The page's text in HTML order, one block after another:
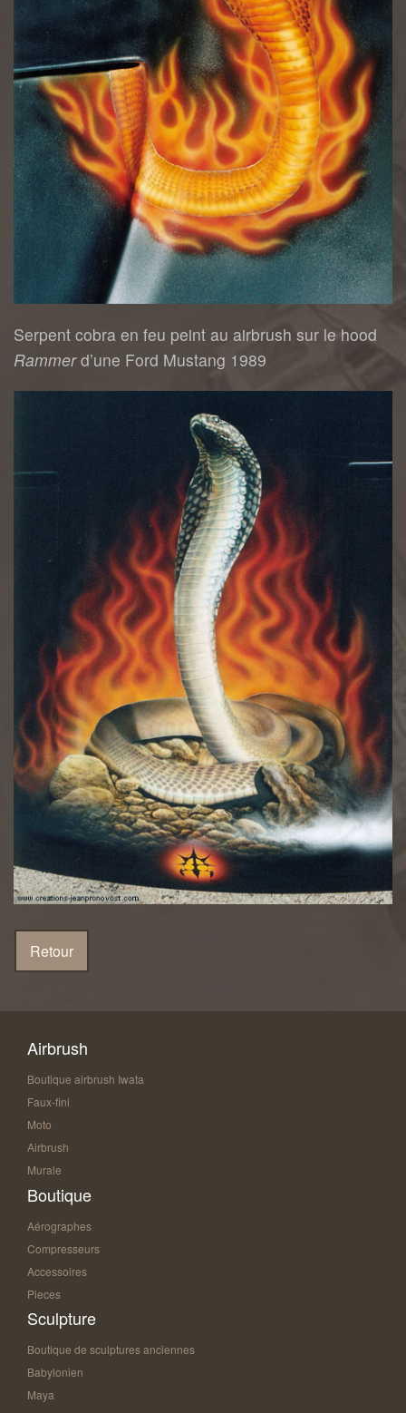
Serpent cobra en feu peint au airbrush sur le hood
Rammerd’une Ford Mustang 1989
Airbrush
Boutique airbrush Iwata
Faux-fini
Moto
Airbrush
Murale
Boutique
Aérographes
Compresseurs
Accessoires
Pieces
Sculpture
Boutique de sculptures anciennes
Babylonien
Maya